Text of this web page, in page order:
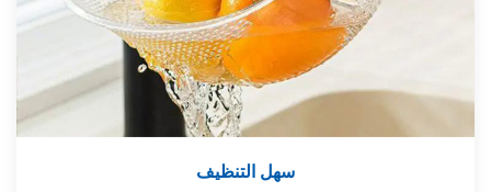
سهل التنظيف